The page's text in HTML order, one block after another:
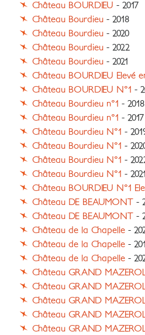
Château BOURDIEU - 2017
Château Bourdieu - 2018
Château Bourdieu - 2020
Château Bourdieu - 2022
Château Bourdieu - 2021
Château BOURDIEU Elevé
Château BOURDIEU N°1 -
Château Bourdieu n°1 - 2018
Château Bourdieu n°1 - 2017
Château Bourdieu N°1 -
Château Bourdieu N°1 -
Château Bourdieu N°1 -
Château Bourdieu N°1 - 2021
Château BOURDIEU N°1
Château DE BEAUMONT -
Château DE BEAUMONT -
Château de la Chapelle -
Château de la Chapelle -
Château de la Chapelle -
Château GRAND
Château GRAND
Château GRAND
Château GRAND
Château GRAND